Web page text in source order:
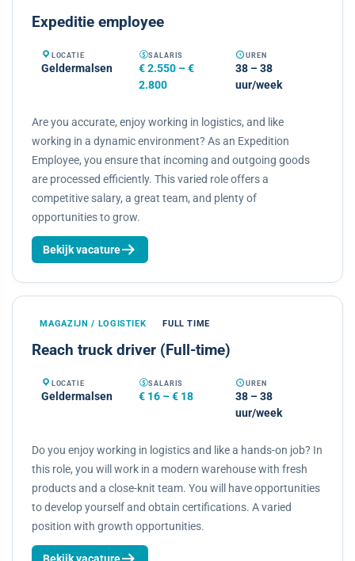
Expeditie employee
LOCATIE
Geldermalsen
SALARIS
€ 2.550 – €
2.800
UREN
38 – 38
uur/week
Are you accurate, enjoy working in logistics, and like
working in a dynamic environment? As an Expedition
Employee, you ensure that incoming and outgoing goods
are processed efficiently. This varied role offers a
competitive salary, a great team, and plenty of
opportunities to grow.
Bekijk vacature
MAGAZIJN / LOGISTIEK FULL TIME
Reach truck driver (Full-time)
LOCATIE
Geldermalsen
SALARIS
€ 16 – € 18
UREN
38 – 38
uur/week
Do you enjoy working in logistics and like a hands-on job? In
this role, you will work in a modern warehouse with fresh
products and a close-knit team. You will have opportunities
to develop yourself and obtain certifications. A varied
position with growth opportunities.
Bekijk vacature